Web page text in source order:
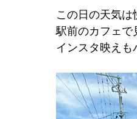
この日の天気
駅前のカフェで
インスタ映えも